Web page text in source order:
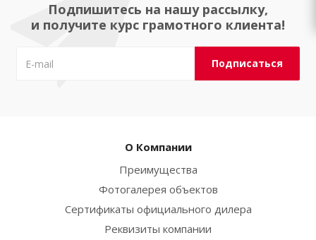
Подпишитесь на нашу рассылку,
и получите курс грамотного клиента!
О Компании
Преимущества
Фотогалерея объектов
Сертификаты официального дилера
Реквизиты компании